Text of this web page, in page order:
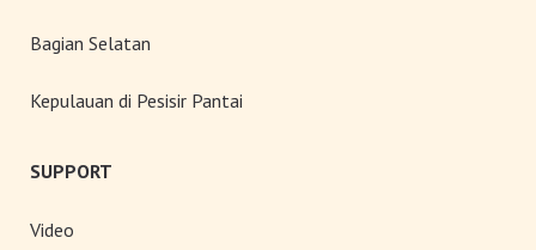
Bagian Selatan
Kepulauan di Pesisir Pantai
SUPPORT
Video